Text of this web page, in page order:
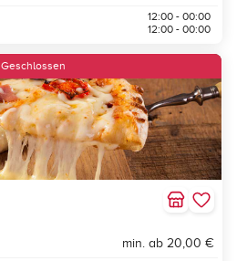
12:00 - 00:00
12:00 - 00:00
Geschlossen
min. ab 20,00 €